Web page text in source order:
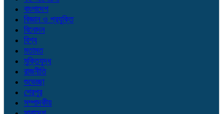
বাংলাদেশ
বিজ্ঞান ও প্রযুক্তি
বিনোদন
বিশ্ব
মতামত
মুক্তিযুদ্ধ
রাজনীতি
শুভেচ্ছা
শেরপুর
সম্পাদকীয়